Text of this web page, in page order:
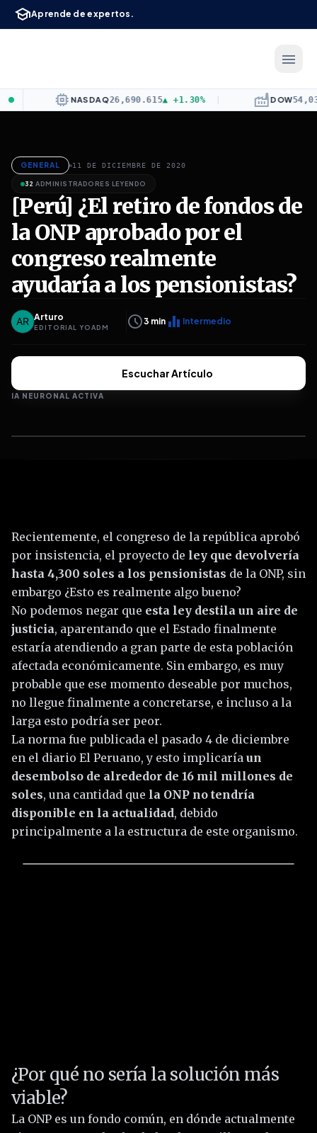
Saltar al contenido principal
schoolAprende de expertos.
menu
NASDAQ26,690.615▲ +1.30% | DOW
GENERAL 11 DE DICIEMBRE DE 2020
32 ADMINISTRADORES LEYENDO
[Perú] ¿El retiro de fondos de
la ONP aprobado por el
congreso realmente
ayudaría a los pensionistas?
Arturo
EDITORIAL YOADM schedule3 minequalizer Intermedio
Escuchar Artículo
IA NEURONAL ACTIVA
Recientemente, el congreso de la república aprobó
por insistencia, el proyecto de ley que devolvería
hasta 4,300 soles a los pensionistas de la ONP, sin
embargo ¿Esto es realmente algo bueno?
No podemos negar que esta ley destila un aire de
justicia, aparentando que el Estado finalmente
estaría atendiendo a gran parte de esta población
afectada económicamente. Sin embargo, es muy
probable que ese momento deseable por muchos,
no llegue finalmente a concretarse, e incluso a la
larga esto podría ser peor.
La norma fue publicada el pasado 4 de diciembre
en el diario El Peruano, y esto implicaría un
desembolso de alrededor de 16 mil millones de
soles, una cantidad que la ONP no tendría
disponible en la actualidad, debido
principalmente a la estructura de este organismo.
¿Por qué no sería la solución más
viable?
La ONP es un fondo común, en dónde actualmente